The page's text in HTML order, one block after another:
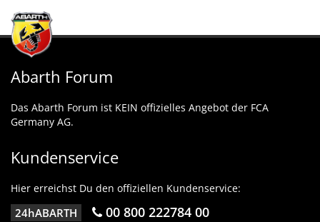
Abarth Forum
Das Abarth Forum ist KEIN offizielles Angebot der FCA
Germany AG.
Kundenservice
Hier erreichst Du den offiziellen Kundenservice:
24hABARTH 00 800 222784 00